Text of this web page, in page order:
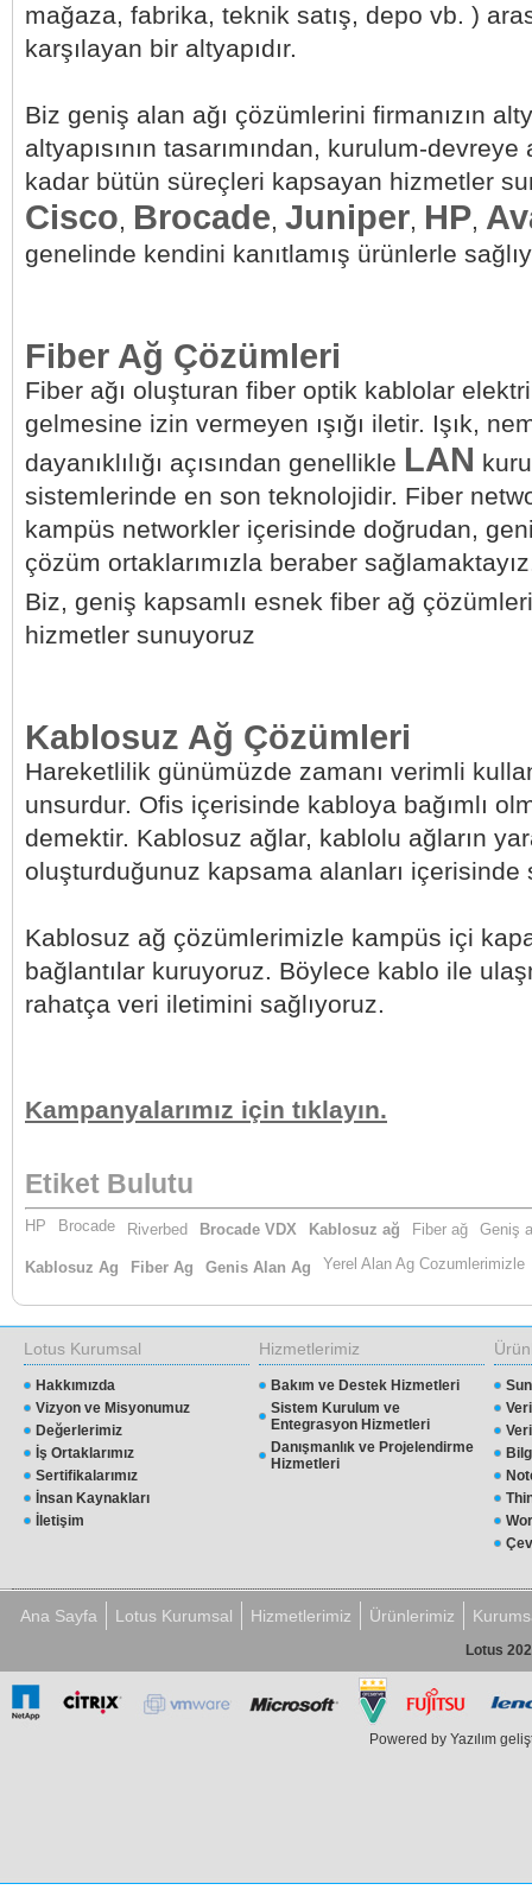
mağaza, fabrika, teknik satış, depo vb. )
karşılayan bir altyapıdır.
Biz geniş alan ağı çözümlerini firmanızın
altyapısının tasarımından, kurulum-
kadar bütün süreçleri kapsayan hizmetler
Cisco, Brocade, Juniper, HP,
genelinde kendini kanıtlamış ürünlerle
Fiber Ağ Çözümleri
Fiber ağı oluşturan fiber optik kablolar
gelmesine izin vermeyen ışığı iletir. Işık,
dayanıklılığı açısından genellikle LAN
sistemlerinde en son teknolojidir. Fiber
kampüs networkler içerisinde doğrudan,
çözüm ortaklarımızla beraber
Biz, geniş kapsamlı esnek fiber ağ
hizmetler sunuyoruz
Kablosuz Ağ Çözümleri
Hareketlilik günümüzde zamanı verimli
unsurdur. Ofis içerisinde kabloya bağımlı
demektir. Kablosuz ağlar, kablolu ağların
oluşturduğunuz kapsama alanları içerisinde
Kablosuz ağ çözümlerimizle kampüs içi
bağlantılar kuruyoruz. Böylece kablo ile
rahatça veri iletimini sağlıyoruz.
Kampanyalarımız için tıklayın.
Etiket Bulutu
HP Brocade Riverbed Brocade VDX Kablosuz ağ Fiber ağ Geniş
Kablosuz Ag Fiber Ag Genis Alan Ag Yerel Alan Ag Cozumlerimizle
Lotus Kurumsal
Hakkımızda
Vizyon ve Misyonumuz
Değerlerimiz
İş Ortaklarımız
Sertifikalarımız
İnsan Kaynakları
İletişim
Hizmetlerimiz
Bakım ve Destek Hizmetleri
Sistem Kurulum ve
Entegrasyon Hizmetleri
Danışmanlık ve Projelendirme
Hizmetleri
Ana Sayfa Lotus Kurumsal Hizmetlerimiz Ürünlerimiz
Lotus
Powered by Yazılım